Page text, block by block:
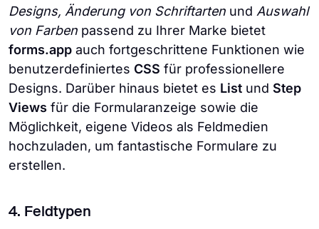
Designs, Änderung von Schriftarten und Auswahl
von Farben passend zu Ihrer Marke bietet
forms.app auch fortgeschrittene Funktionen wie
benutzerdefiniertes CSS für professionellere
Designs. Darüber hinaus bietet es List und Step
Views für die Formularanzeige sowie die
Möglichkeit, eigene Videos als Feldmedien
hochzuladen, um fantastische Formulare zu
erstellen.
4. Feldtypen